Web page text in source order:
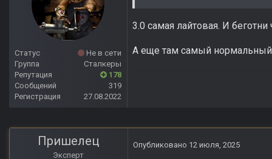
Статус
Не в сети
Группа
Сталкеры
Репутация
178
Сообщений
319
Регистрация
27.08.2022
3.0 самая лайтовая. И
А еще там самый нормальный
Пришелец
Эксперт
Опубликовано 12 июля, 2025